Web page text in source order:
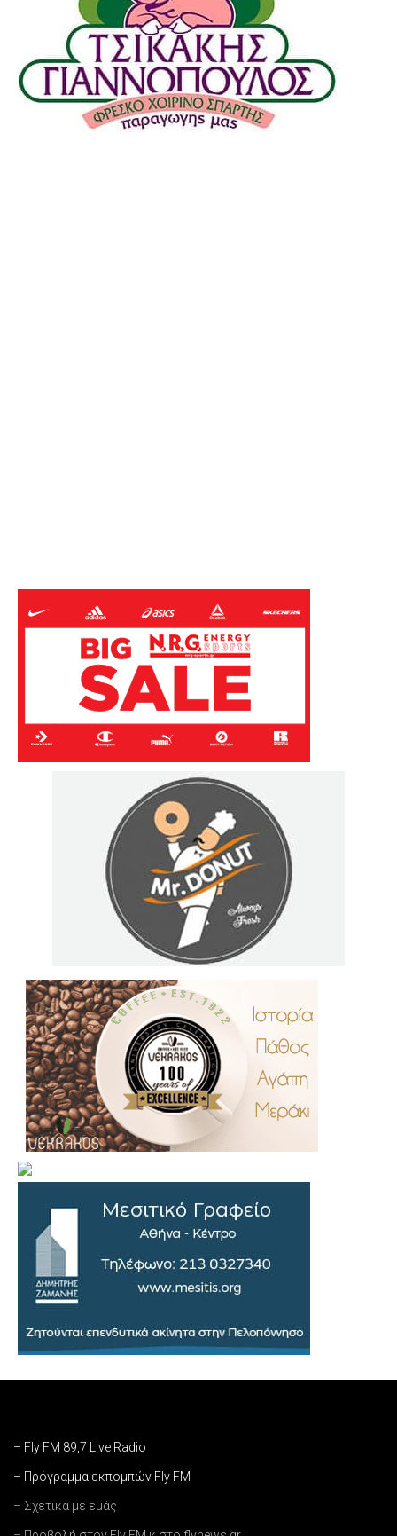
– Fly FM 89,7 Live Radio
– Πρόγραμμα εκπομπών Fly FM
– Σχετικά με εμάς